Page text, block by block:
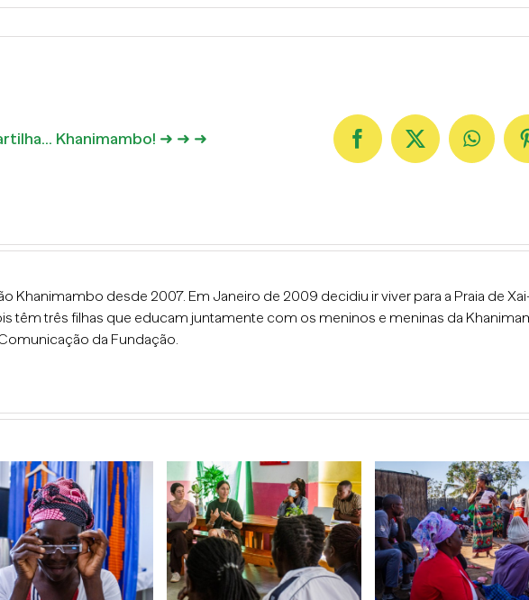
Khanimambo! ➜ ➜ ➜ Facebook
X
Khanimambo desde 2007. Em Janeiro de 2009 decidiu ir viver para a Praia de
têm três filhas que educam juntamente com os meninos e meninas da
da Fundação.